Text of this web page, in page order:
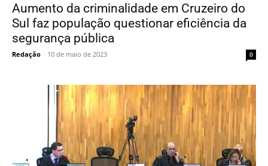
Aumento da criminalidade em Cruzeiro do
Sul faz população questionar eficiência da
segurança pública
Redação - 10 de maio de 2023 0